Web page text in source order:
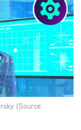
(Source: